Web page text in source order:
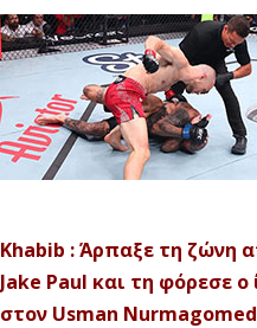
Khabib : Άρπαξε τη ζώνη
Jake Paul και τη φόρεσε ο
στον Usman